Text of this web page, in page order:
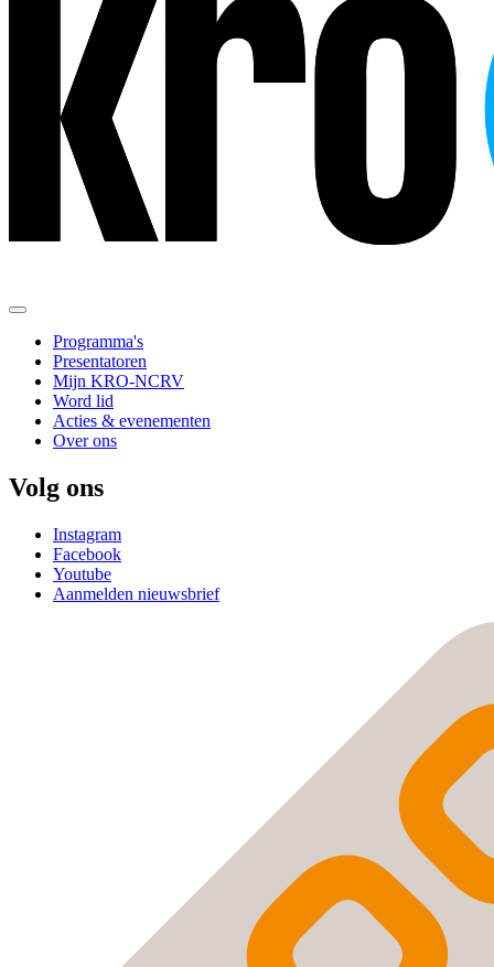
Programma's
Presentatoren
Mijn KRO-NCRV
Word lid
Acties & evenementen
Over ons
Volg ons
Instagram
Facebook
Youtube
Aanmelden nieuwsbrief